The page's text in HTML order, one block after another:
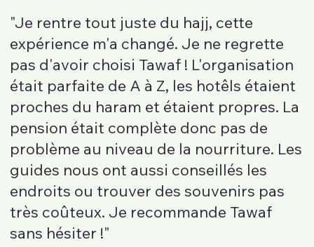
"Je rentre tout juste du hajj, cette
expérience m'a changé. Je ne regrette
pas d'avoir choisi Tawaf ! L'organisation
était parfaite de A à Z, les hotêls étaient
proches du haram et étaient propres. La
pension était complète donc pas de
problème au niveau de la nourriture. Les
guides nous ont aussi conseillés les
endroits ou trouver des souvenirs pas
très coûteux. Je recommande Tawaf
sans hésiter !"